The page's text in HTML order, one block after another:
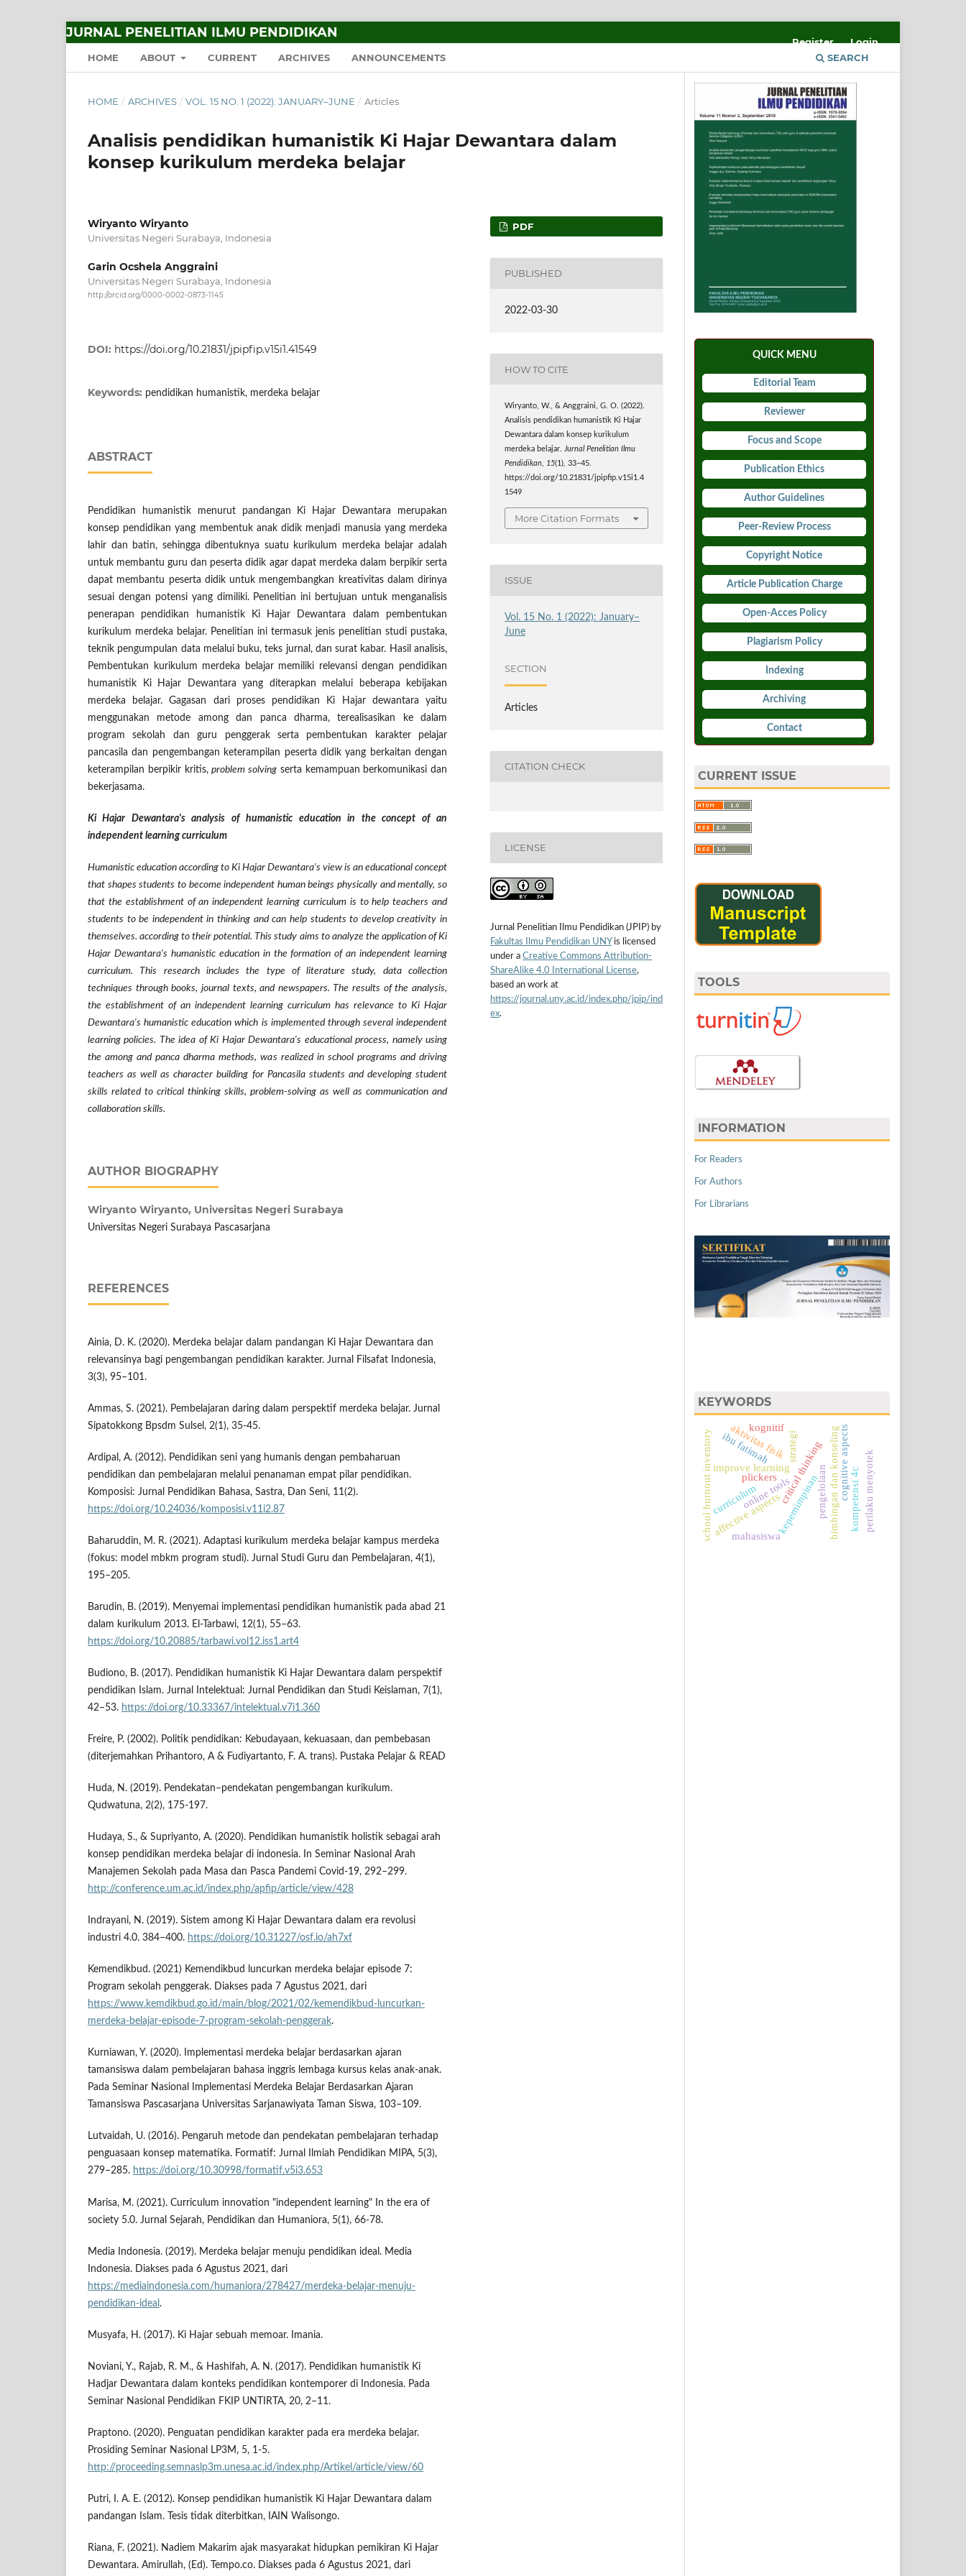
JURNAL PENELITIAN ILMU PENDIDIKAN
HOME ABOUT CURRENT ARCHIVES ANNOUNCEMENTS SEARCH
Register Login
HOME / ARCHIVES / VOL. 15 NO. 1 (2022): JANUARY–JUNE / Articles
Analisis pendidikan humanistik Ki Hajar Dewantara dalam
konsep kurikulum merdeka belajar
Wiryanto Wiryanto
Universitas Negeri Surabaya, Indonesia
Garin Ocshela Anggraini
Universitas Negeri Surabaya, Indonesia
http://orcid.org/0000-0002-0873-1145
DOI: https://doi.org/10.21831/jpipfip.v15i1.41549
Keywords: pendidikan humanistik, merdeka belajar
ABSTRACT
Pendidikan humanistik menurut pandangan Ki Hajar Dewantara merupakan
konsep pendidikan yang membentuk anak didik menjadi manusia yang merdeka
lahir dan batin, sehingga dibentuknya suatu kurikulum merdeka belajar adalah
untuk membantu guru dan peserta didik agar dapat merdeka dalam berpikir serta
dapat membantu peserta didik untuk mengembangkan kreativitas dalam dirinya
sesuai dengan potensi yang dimiliki. Penelitian ini bertujuan untuk menganalisis
penerapan pendidikan humanistik Ki Hajar Dewantara dalam pembentukan
kurikulum merdeka belajar. Penelitian ini termasuk jenis penelitian studi pustaka,
teknik pengumpulan data melalui buku, teks jurnal, dan surat kabar. Hasil analisis,
Pembentukan kurikulum merdeka belajar memiliki relevansi dengan pendidikan
humanistik Ki Hajar Dewantara yang diterapkan melalui beberapa kebijakan
merdeka belajar. Gagasan dari proses pendidikan Ki Hajar dewantara yaitu
menggunakan metode among dan panca dharma, terealisasikan ke dalam
program sekolah dan guru penggerak serta pembentukan karakter pelajar
pancasila dan pengembangan keterampilan peserta didik yang berkaitan dengan
keterampilan berpikir kritis,problem solving serta kemampuan berkomunikasi dan
bekerjasama.
Ki Hajar Dewantara's analysis of humanistic education in the concept of an
independent learning curriculum
Humanistic education according to Ki Hajar Dewantara's view is an educational concept
that shapes students to become independent human beings physically and mentally, so
that the establishment of an independent learning curriculum is to help teachers and
students to be independent in thinking and can help students to develop creativity in
themselves. according to their potential. This study aims to analyze the application of Ki
Hajar Dewantara's humanistic education in the formation of an independent learning
curriculum. This research includes the type of literature study, data collection
techniques through books, journal texts, and newspapers. The results of the analysis,
the establishment of an independent learning curriculum has relevance to Ki Hajar
Dewantara's humanistic education which is implemented through several independent
learning policies. The idea of Ki Hajar Dewantara's educational process, namely using
the among and panca dharma methods, was realized in school programs and driving
teachers as well as character building for Pancasila students and developing student
skills related to critical thinking skills, problem-solving as well as communication and
collaboration skills.
AUTHOR BIOGRAPHY
Wiryanto Wiryanto, Universitas Negeri Surabaya
Universitas Negeri Surabaya Pascasarjana
REFERENCES
Ainia, D. K. (2020). Merdeka belajar dalam pandangan Ki Hajar Dewantara dan
relevansinya bagi pengembangan pendidikan karakter. Jurnal Filsafat Indonesia,
3(3), 95–101.
Ammas, S. (2021). Pembelajaran daring dalam perspektif merdeka belajar. Jurnal
Sipatokkong Bpsdm Sulsel, 2(1), 35-45.
Ardipal, A. (2012). Pendidikan seni yang humanis dengan pembaharuan
pendidikan dan pembelajaran melalui penanaman empat pilar pendidikan.
Komposisi: Jurnal Pendidikan Bahasa, Sastra, Dan Seni, 11(2).
https://doi.org/10.24036/komposisi.v11i2.87
Baharuddin, M. R. (2021). Adaptasi kurikulum merdeka belajar kampus merdeka
(fokus: model mbkm program studi). Jurnal Studi Guru dan Pembelajaran, 4(1),
195–205.
Barudin, B. (2019). Menyemai implementasi pendidikan humanistik pada abad 21
dalam kurikulum 2013. El-Tarbawi, 12(1), 55–63.
https://doi.org/10.20885/tarbawi.vol12.iss1.art4
Budiono, B. (2017). Pendidikan humanistik Ki Hajar Dewantara dalam perspektif
pendidikan Islam. Jurnal Intelektual: Jurnal Pendidikan dan Studi Keislaman, 7(1),
42–53. https://doi.org/10.33367/intelektual.v7i1.360
Freire, P. (2002). Politik pendidikan: Kebudayaan, kekuasaan, dan pembebasan
(diterjemahkan Prihantoro, A & Fudiyartanto, F. A. trans). Pustaka Pelajar & READ
Huda, N. (2019). Pendekatan–pendekatan pengembangan kurikulum.
Qudwatuna, 2(2), 175-197.
Hudaya, S., & Supriyanto, A. (2020). Pendidikan humanistik holistik sebagai arah
konsep pendidikan merdeka belajar di indonesia. In Seminar Nasional Arah
Manajemen Sekolah pada Masa dan Pasca Pandemi Covid-19, 292–299.
http://conference.um.ac.id/index.php/apfip/article/view/428
Indrayani, N. (2019). Sistem among Ki Hajar Dewantara dalam era revolusi
industri 4.0. 384–400. https://doi.org/10.31227/osf.io/ah7xf
Kemendikbud. (2021) Kemendikbud luncurkan merdeka belajar episode 7:
Program sekolah penggerak. Diakses pada 7 Agustus 2021, dari
https://www.kemdikbud.go.id/main/blog/2021/02/kemendikbud-luncurkan-
merdeka-belajar-episode-7-program-sekolah-penggerak.
Kurniawan, Y. (2020). Implementasi merdeka belajar berdasarkan ajaran
tamansiswa dalam pembelajaran bahasa inggris lembaga kursus kelas anak-anak.
Pada Seminar Nasional Implementasi Merdeka Belajar Berdasarkan Ajaran
Tamansiswa Pascasarjana Universitas Sarjanawiyata Taman Siswa, 103–109.
Lutvaidah, U. (2016). Pengaruh metode dan pendekatan pembelajaran terhadap
penguasaan konsep matematika. Formatif: Jurnal Ilmiah Pendidikan MIPA, 5(3),
279–285. https://doi.org/10.30998/formatif.v5i3.653
Marisa, M. (2021). Curriculum innovation "independent learning" In the era of
society 5.0. Jurnal Sejarah, Pendidikan dan Humaniora, 5(1), 66-78.
Media Indonesia. (2019). Merdeka belajar menuju pendidikan ideal. Media
Indonesia. Diakses pada 6 Agustus 2021, dari
https://mediaindonesia.com/humaniora/278427/merdeka-belajar-menuju-
pendidikan-ideal .
Musyafa, H. (2017). Ki Hajar sebuah memoar. Imania.
Noviani, Y., Rajab, R. M., & Hashifah, A. N. (2017). Pendidikan humanistik Ki
Hadjar Dewantara dalam konteks pendidikan kontemporer di Indonesia. Pada
Seminar Nasional Pendidikan FKIP UNTIRTA, 20, 2–11.
Praptono. (2020). Penguatan pendidikan karakter pada era merdeka belajar.
Prosiding Seminar Nasional LP3M, 5, 1-5.
http://proceeding.semnaslp3m.unesa.ac.id/index.php/Artikel/article/view/60
Putri, I. A. E. (2012). Konsep pendidikan humanistik Ki Hajar Dewantara dalam
pandangan Islam. Tesis tidak diterbitkan, IAIN Walisongo.
Riana, F. (2021). Nadiem Makarim ajak masyarakat hidupkan pemikiran Ki Hajar
Dewantara. Amirullah, (Ed). Tempo.co. Diakses pada 6 Agustus 2021, dari
PDF
PUBLISHED
2022-03-30
HOW TO CITE
Wiryanto, W., & Anggraini, G. O. (2022).
Analisis pendidikan humanistik Ki Hajar
Dewantara dalam konsep kurikulum
merdeka belajar.Jurnal Penelitian Ilmu
Pendidikan, 15(1), 33–45.
https://doi.org/10.21831/jpipfip.v15i1.4
1549
More Citation Formats
ISSUE
Vol. 15 No. 1 (2022): January–
June
SECTION
Articles
CITATION CHECK
LICENSE
Jurnal Penelitian Ilmu Pendidikan (JPIP) by
Fakultas Ilmu Pendidikan UNYis licensed
under a Creative Commons Attribution-
ShareAlike 4.0 International License,
based an work at
https://journal.uny.ac.id/index.php/jpip/ind
ex.
QUICK MENU
Editorial Team
Reviewer
Focus and Scope
Publication Ethics
Author Guidelines
Peer-Review Process
Copyright Notice
Article Publication Charge
Open-Acces Policy
Plagiarism Policy
Indexing
Archiving
Contact
CURRENT ISSUE
TOOLS
INFORMATION
For Readers
For Authors
For Librarians
KEYWORDS
critical thinkingbimbingan dan konseling
pengelolaan
kepemimpinan
online tools
improve learning cognitive aspects
affective aspects
plickers
mahasiswa
school burnout inventory ibu fatimah
kompetensi 4c
strategi
perilaku menyotek
aktivitas fisik
curriculum
kognitif